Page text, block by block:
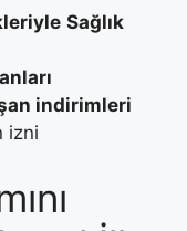
Sağlık
indirimleri
izni